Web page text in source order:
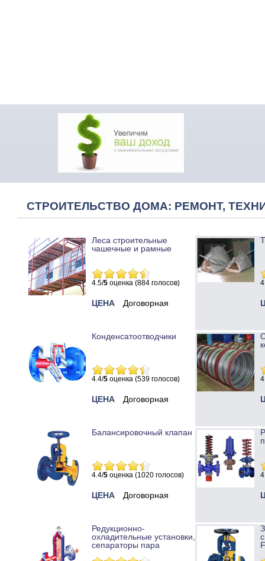
СТРОИТЕЛЬСТВО ДОМА: РЕМОНТ,
Леса строительные
чашечные и рамные
4.5/5 оценка (884 голосов)
ЦЕНА Договорная
Конденсатоотводчики
4.4/5 оценка (539 голосов)
ЦЕНА Договорная
Балансировочный клапан
4.4/5 оценка (1020 голосов)
ЦЕНА Договорная
Редукционно-
охладительные установки,
сепараторы пара